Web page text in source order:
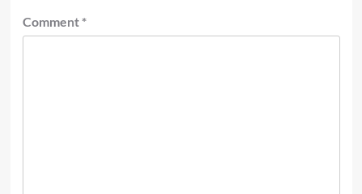
Comment *